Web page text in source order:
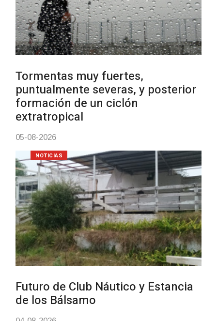
Clases de Muai Thai en Complejo
Charrúa
Turismo accesible para personas
mayores